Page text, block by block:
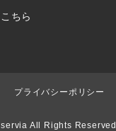
ちら
プライバシーポリシー
All Rights Reserved.